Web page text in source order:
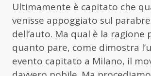
Ultimamente è capitato che
venisse appoggiato sul
dell’auto. Ma qual è la ragione
quanto pare, come dimostra
evento capitato a Milano, il